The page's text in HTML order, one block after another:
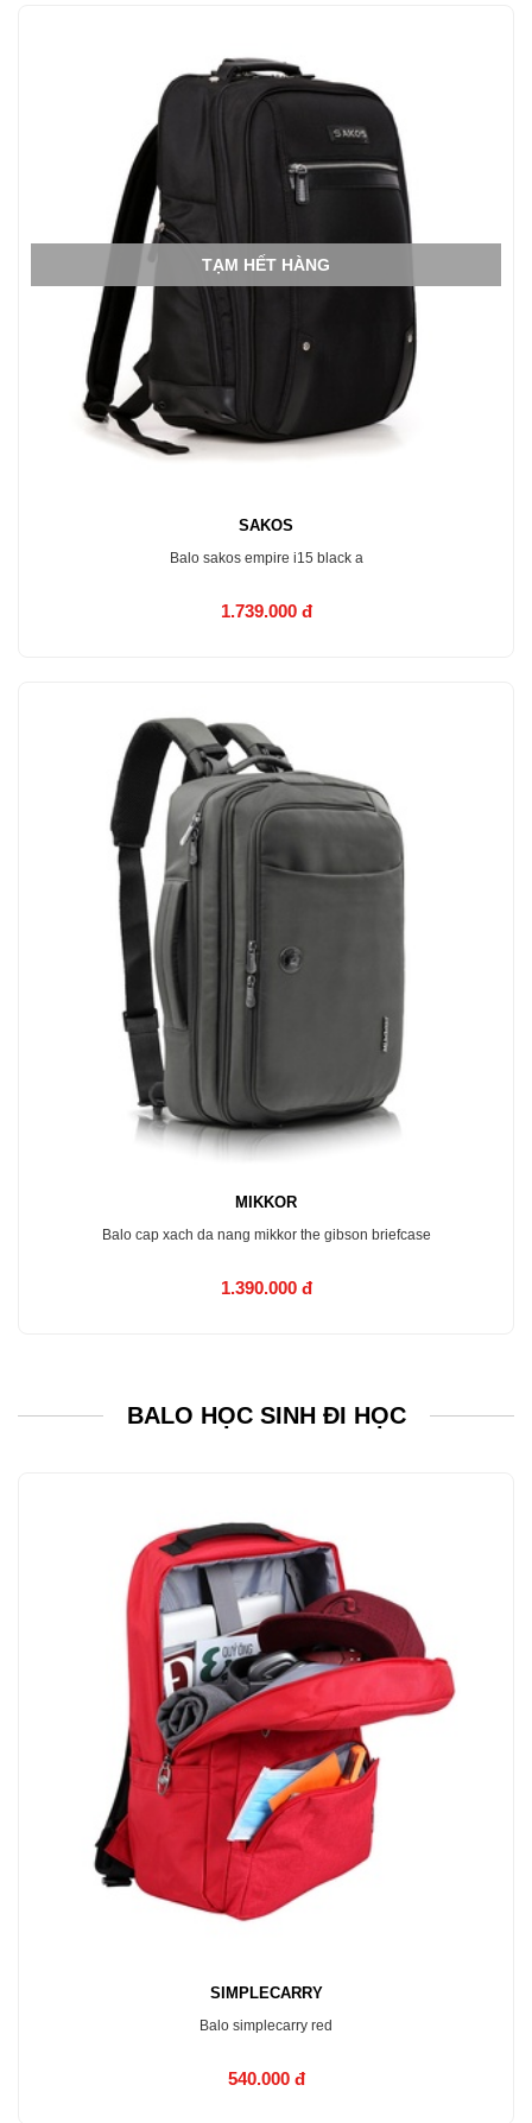
TẠM HẾT HÀNG
SAKOS
Balo sakos empire i15 black a
1.739.000 đ
MIKKOR
Balo cap xach da nang mikkor the gibson briefcase
1.390.000 đ
BALO HỌC SINH ĐI HỌC
SIMPLECARRY
Balo simplecarry red
540.000 đ